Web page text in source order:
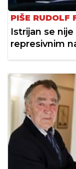
PIŠE RUDOLF
Istrijan se
represivnim